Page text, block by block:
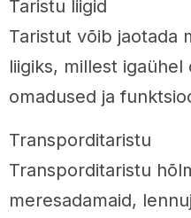
Taristu liigid
Taristut võib jaotada
liigiks, millest
omadused ja
Transporditaristu
Transporditaristu
meresadamaid,